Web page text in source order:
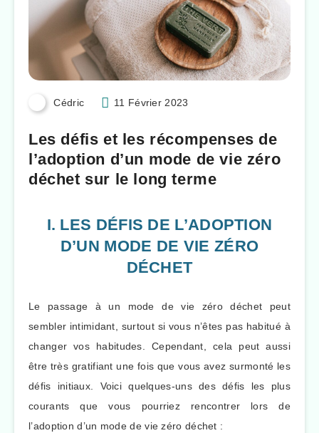
Cédric 11 Février 2023
Les défis et les récompenses de
l’adoption d’un mode de vie zéro
déchet sur le long terme
I. LES DÉFIS DE L’ADOPTION
D’UN MODE DE VIE ZÉRO
DÉCHET
Le passage à un mode de vie zéro déchet peut
sembler intimidant, surtout si vous n’êtes pas habitué à
changer vos habitudes. Cependant, cela peut aussi
être très gratifiant une fois que vous avez surmonté les
défis initiaux. Voici quelques-uns des défis les plus
courants que vous pourriez rencontrer lors de
l’adoption d’un mode de vie zéro déchet :